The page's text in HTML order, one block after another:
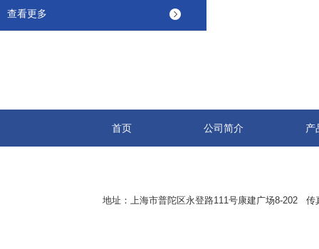
查看更多
首页 公司简介 产
地址：上海市普陀区永登路111号康建广场8-202